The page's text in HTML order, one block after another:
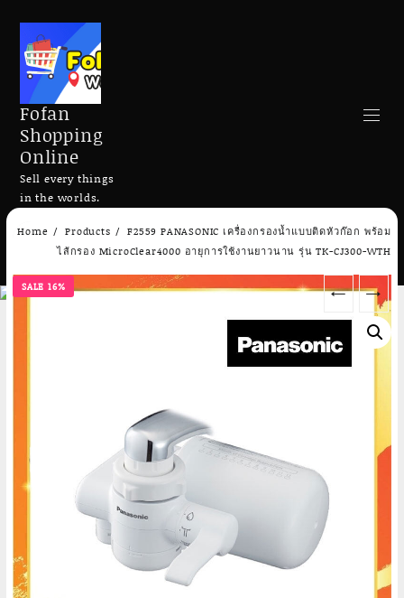
Skip
Fofan
Shopping
Online
Sell every things
in the worlds.
Search
Home Products
F2559 PANASONIC เครื่องกรองน้ำแบบติดหัวก๊อก พร้อม
ไส้กรอง MicroClear4000 อายุการใช้งานยาวนาน รุ่น TK-CJ300-WTH
SALE 16% ← →
Add to cart